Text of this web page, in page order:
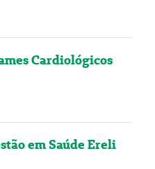
Cardiológicos
em Saúde Ereli